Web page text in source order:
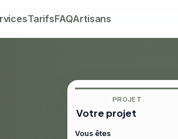
TarifsFAQArtisans
PROJET
Votre projet
Vous êtes